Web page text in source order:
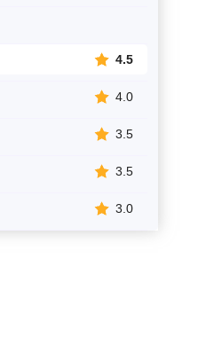
4.5
4.0
3.5
3.5
3.0